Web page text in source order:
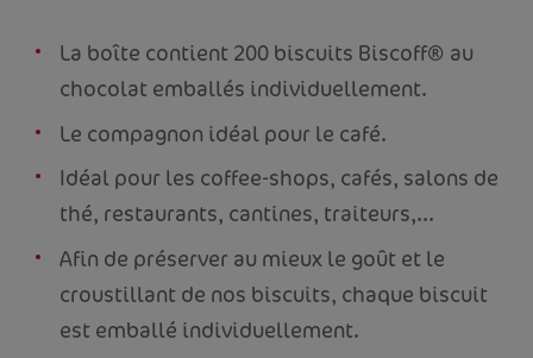
La boîte contient 200 biscuits Biscoff® au
chocolat emballés individuellement.
Le compagnon idéal pour le café.
Idéal pour les coffee-shops, cafés, salons de
thé, restaurants, cantines, traiteurs,...
Afin de préserver au mieux le goût et le
croustillant de nos biscuits, chaque biscuit
est emballé individuellement.